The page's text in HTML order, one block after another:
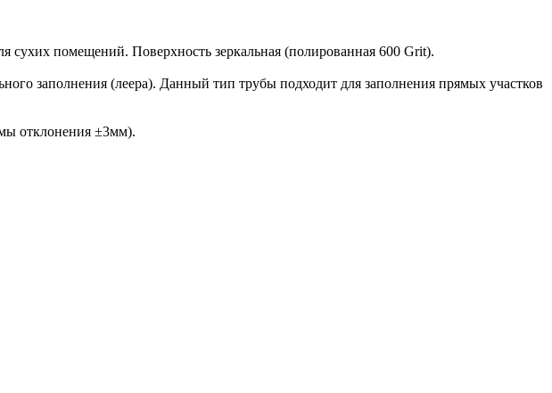
сухих помещений. Поверхность зеркальная (полированная 600 Grit).
заполнения (леера). Данный тип трубы подходит для заполнения прямых участков
отклонения ±3мм).